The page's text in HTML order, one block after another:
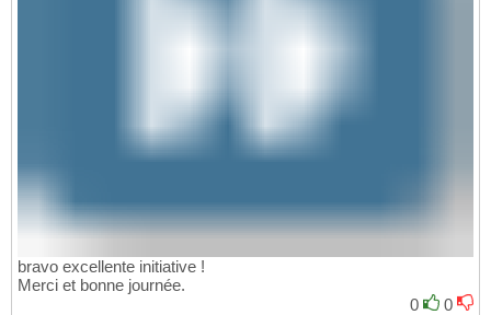
bravo excellente initiative !
Merci et bonne journée.
0
0